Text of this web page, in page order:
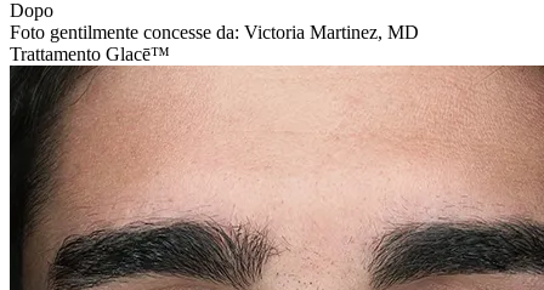
Dopo
Foto gentilmente concesse da: Victoria Martinez, MD
Trattamento Glacē™